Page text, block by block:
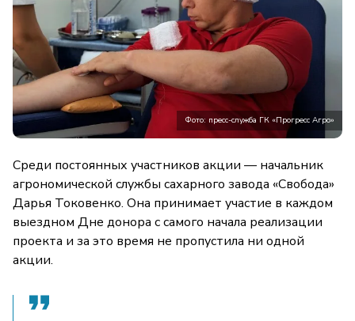
Фото: пресс-служба ГК «Прогресс Агро»
Среди постоянных участников акции — начальник
агрономической службы сахарного завода «Свобода»
Дарья Токовенко. Она принимает участие в каждом
выездном Дне донора с самого начала реализации
проекта и за это время не пропустила ни одной
акции.